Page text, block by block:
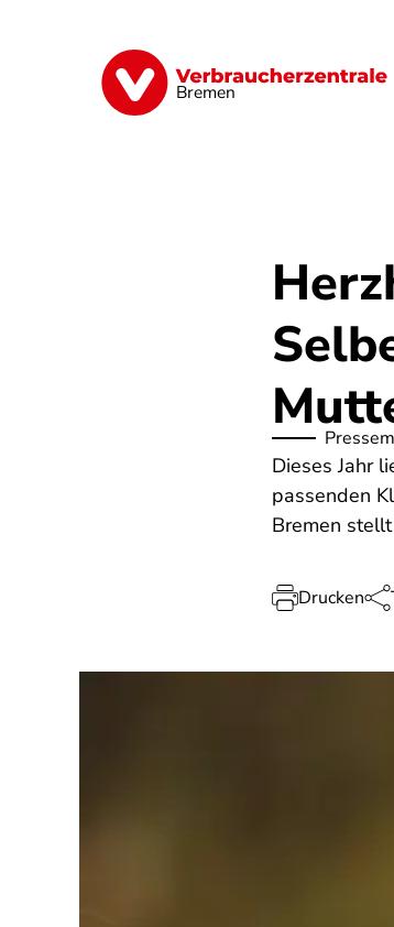
Bremen
Finanzen Digitales
Dieses Jahr
passenden
Bremen
Drucken